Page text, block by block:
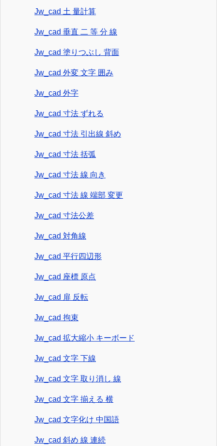
Jw_cad 土 量計算
Jw_cad 垂直 二 等 分 線
Jw_cad 塗りつぶし 背面
Jw_cad 外変 文字 囲み
Jw_cad 外字
Jw_cad 寸法 ずれる
Jw_cad 寸法 引出線 斜め
Jw_cad 寸法 括弧
Jw_cad 寸法 線 向き
Jw_cad 寸法 線 端部 変更
Jw_cad 寸法公差
Jw_cad 対角線
Jw_cad 平行四辺形
Jw_cad 座標 原点
Jw_cad 扉 反転
Jw_cad 拘束
Jw_cad 拡大縮小 キーボード
Jw_cad 文字 下線
Jw_cad 文字 取り消し 線
Jw_cad 文字 揃える 横
Jw_cad 文字化け 中国語
Jw_cad 斜め 線 連続